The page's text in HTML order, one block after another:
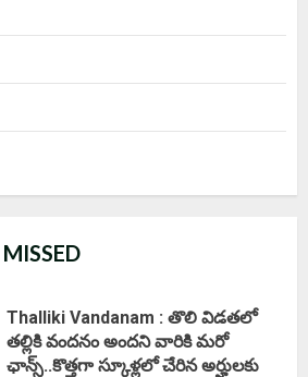
Thalliki Vandanam : తొలి విడతలో
తల్లికి వందనం అందని వారికి మరో
ఛాన్స్..కొత్తగా స్కూళ్లలో చేరిన అర్హులకు